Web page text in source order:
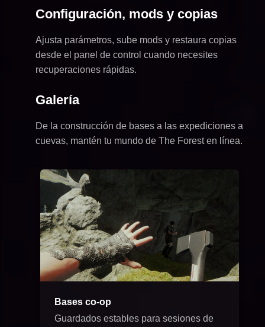
Configuración, mods y copias
Ajusta parámetros, sube mods y restaura copias
desde el panel de control cuando necesites
recuperaciones rápidas.
Galería
De la construcción de bases a las expediciones a
cuevas, mantén tu mundo de The Forest en línea.
Bases co-op
Guardados estables para sesiones de